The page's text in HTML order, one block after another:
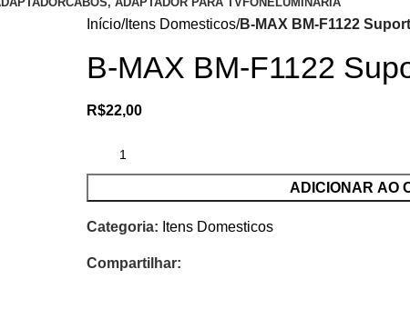
Início Itens Domesticos B-MAX BM-F1122
B-MAX BM-F1122
R$22,00
ADICIONAR AO
Categoria: Itens Domesticos
Compartilhar: